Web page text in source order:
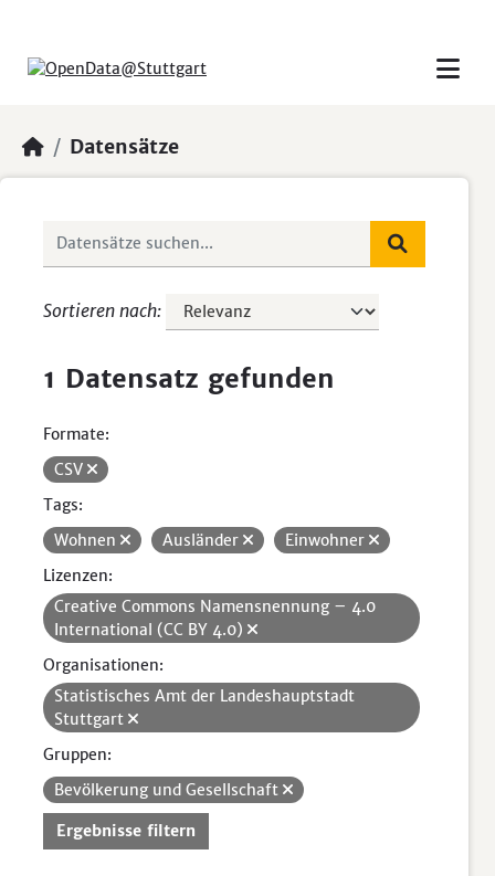
Datensätze
Sortieren nach
1 Datensatz gefunden
Formate:
CSV
Tags:
Wohnen
Ausländer
Einwohner
Lizenzen:
Creative Commons Namensnennung – 4.0
International (CC BY 4.0)
Organisationen:
Statistisches Amt der Landeshauptstadt
Stuttgart
Gruppen:
Bevölkerung und Gesellschaft
Ergebnisse filtern